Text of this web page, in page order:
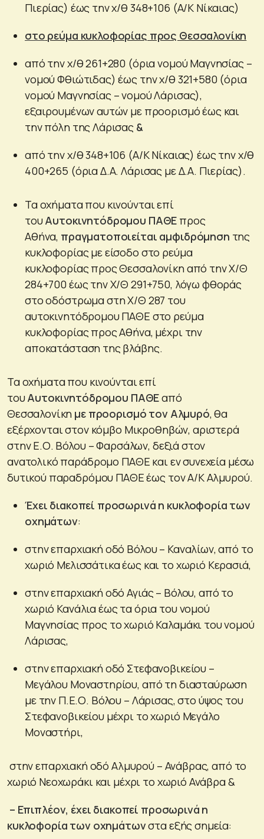
Πιερίας) έως την χ/θ 348+106 (A/K Νίκαιας)
στο ρεύμα κυκλοφορίας προς Θεσσαλονίκη
από την χ/θ 261+280 (όρια νομού Μαγνησίας –
νομού Φθιώτιδας) έως την χ/θ 321+580 (όρια
νομού Μαγνησίας – νομού Λάρισας),
εξαιρουμένων αυτών με προορισμό έως και
την πόλη της Λάρισας &
από την χ/θ 348+106 (A/K Νίκαιας) έως την χ/θ
400+265 (όρια Δ.Α. Λάρισας με Δ.Α. Πιερίας).
Τα οχήματα που κινούνται επί
τουΑυτοκινητόδρομου ΠΑΘΕ προς
Αθήνα, πραγματοποιείται αμφιδρόμηση της
κυκλοφορίας με είσοδο στο ρεύμα
κυκλοφορίας προς Θεσσαλονίκη από την Χ/Θ
284+700 έως την Χ/Θ 291+750, λόγω φθοράς
στο οδόστρωμα στη Χ/Θ 287 του
αυτοκινητόδρομου ΠΑΘΕ στο ρεύμα
κυκλοφορίας προς Αθήνα, μέχρι την
αποκατάσταση της βλάβης.
Τα οχήματα που κινούνται επί
τουΑυτοκινητόδρομου ΠΑΘΕαπό
Θεσσαλονίκη με προορισμό τον Αλμυρό, θα
εξέρχονται στον κόμβο Μικροθηβών, αριστερά
στην Ε.Ο. Βόλου – Φαρσάλων, δεξιά στον
ανατολικό παράδρομο ΠΑΘΕ και εν συνεχεία μέσω
δυτικού παραδρόμου ΠΑΘΕ έως τον Α/Κ Αλμυρού.
Έχει διακοπεί προσωρινά η κυκλοφορία των
οχημάτων:
στην επαρχιακή οδό Βόλου – Καναλίων, από το
χωριό Μελισσάτικα έως και το χωριό Κερασιά,
στην επαρχιακή οδό Αγιάς – Βόλου, από το
χωριό Κανάλια έως τα όρια του νομού
Μαγνησίας προς το χωριό Καλαμάκι του νομού
Λάρισας,
στην επαρχιακή οδό Στεφανοβικείου –
Μεγάλου Μοναστηρίου, από τη διασταύρωση
με την Π.Ε.Ο. Βόλου – Λάρισας, στο ύψος του
Στεφανοβικείου μέχρι το χωριό Μεγάλο
Μοναστήρι,
στην επαρχιακή οδό Αλμυρού – Ανάβρας, από το
χωριό Νεοχωράκι και μέχρι το χωριό Ανάβρα &
– Επιπλέον, έχει διακοπεί προσωρινά η
κυκλοφορία των οχημάτωνστα εξής σημεία: